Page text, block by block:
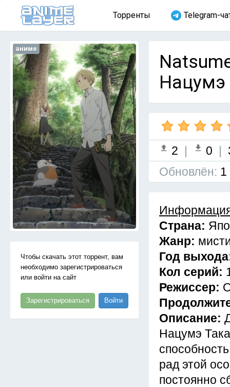
Торренты Telegram-
аниме
Чтобы скачать этот торрент, вам
необходимо зарегистрироваться
или войти на сайт
Зарегистрироваться Войти
Нацумэ
2 | 0 |
Обновлён: 1
Страна:
Жанр:
Год
Кол серий:
Режиссер:
Описание:
Нацумэ
рад этой
постоянно